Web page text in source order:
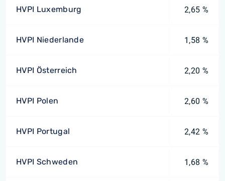
HVPI Luxemburg 2,65 %
HVPI Niederlande 1,58 %
HVPI Österreich 2,20 %
HVPI Polen 2,60 %
HVPI Portugal 2,42 %
HVPI Schweden 1,68 %